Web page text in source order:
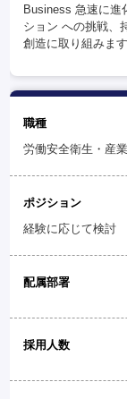
Business 急速に進
ション への挑戦、
創造に取り組みます
職種
労働安全衛生・産
ポジション
経験に応じて検討
配属部署
採用人数